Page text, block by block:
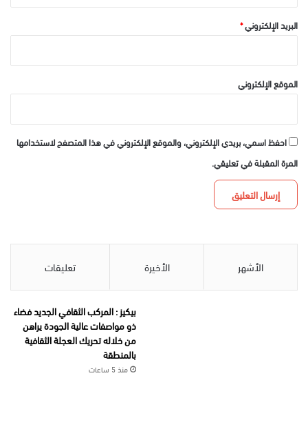
البريد الإلكتروني*
الموقع الإلكتروني
احفظ اسمي، بريدي الإلكتروني، والموقع الإلكتروني في هذا المتصفح لاستخدامها
المرة المقبلة في تعليقي.
الأشهر الأخيرة تعليقات
بيكيز : المركب الثقافي الجديد فضاء
ذو مواصفات عالية الجودة يراهن
من خلاله تحريك العجلة الثقافية
بالمنطقة
منذ 5 ساعات